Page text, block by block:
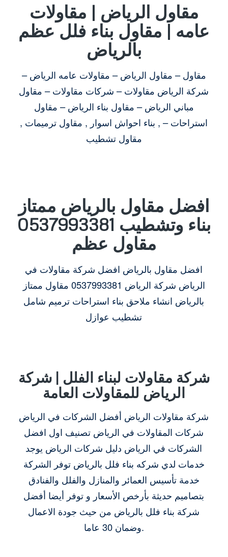
مقاول الرياض | مقاولات
عامه | مقاول بناء فلل عظم
بالرياض
مقاول – مقاول الرياض – مقاولات عامه الرياض –
شركة الرياض مقاولات – شركات مقاولات – مقاول
مباني الرياض – مقاول بناء الرياض – مقاول
استراحات – , بناء احواش اسوار , مقاول ترميمات ,
مقاول تشطيب
افضل مقاول بالرياض ممتاز
بناء وتشطيب 0537993381
مقاول عظم
افضل مقاول بالرياض افضل شركة مقاولات في
الرياض شركة الرياض 0537993381 مقاول ممتاز
بالرياض انشاء ملاحق بناء استراحات ترميم شامل
تشطيب عوازل
شركة مقاولات لبناء الفلل | شركة
الرياض للمقاولات العامة
شركة مقاولات الرياض أفضل الشركات في الرياض
شركات المقاولات في الرياض تصنيف اول افضل
الشركات في الرياض دليل شركات الرياض يوجد
خدمات لدي شركه بناء فلل بالرياض توفر الشركة
خدمة تأسيس العمائر والمنازل والفلل والفنادق
بتصاميم حديثة بأرخص الأسعار و توفر أيضا أفضل
شركة بناء فلل بالرياض من حيث جودة الاعمال
وضمان 30 عاما.